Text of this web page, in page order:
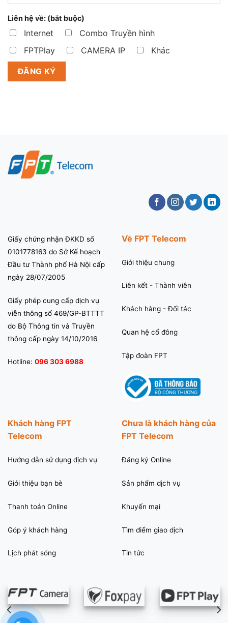
Liên hệ về: (bắt buộc)
Internet
Combo Truyền hình
FPTPlay
CAMERA IP Khác
Giấy chứng nhận ĐKKD số
0101778163 do Sở Kế hoạch
Đầu tư Thành phố Hà Nội cấp
ngày 28/07/2005
Giấy phép cung cấp dịch vụ
viễn thông số 469/GP-BTTTT
do Bộ Thông tin và Truyền
thông cấp ngày 14/10/2016
Hotline: 096 303 6988
Về FPT Telecom
Giới thiệu chung
Liên kết - Thành viên
Khách hàng - Đối tác
Quan hệ cổ đông
Tập đoàn FPT
Khách hàng FPT
Telecom
Hướng dẫn sử dụng dịch vụ
Giới thiệu bạn bè
Thanh toán Online
Góp ý khách hàng
Lịch phát sóng
Chưa là khách hàng của
FPT Telecom
Đăng ký Online
Sản phẩm dịch vụ
Khuyến mại
Tìm điểm giao dịch
Tin tức